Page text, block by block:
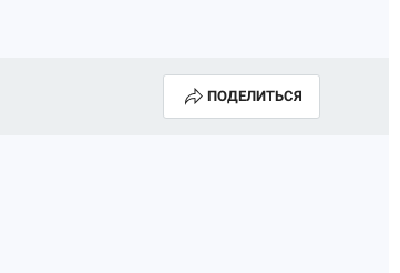
ПОДЕЛИТЬСЯ